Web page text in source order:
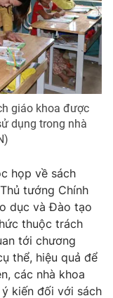
giáo khoa được
dụng trong nhà
họp về sách
tướng Chính
dục và Đào tạo
thuộc trách
tới chương
thể, hiệu quả để
các nhà khoa
kiến đối với sách